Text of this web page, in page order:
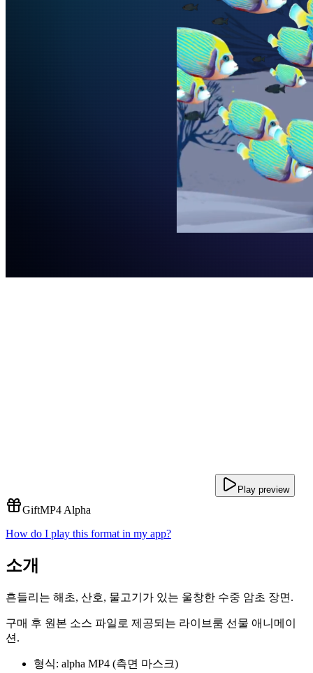
Play preview
GiftMP4 Alpha
How do I play this format in my app?
소개
흔들리는 해초, 산호, 물고기가 있는 울창한 수중 암초 장면.
구매 후 원본 소스 파일로 제공되는 라이브룸 선물 애니메이
션.
형식: alpha MP4 (측면 마스크)